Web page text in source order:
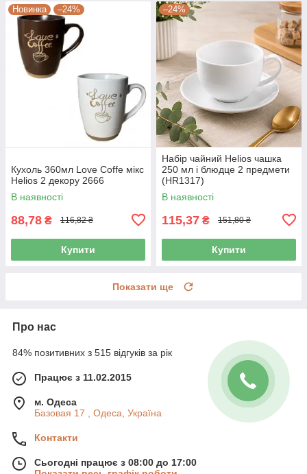
Новинка –24%
Кухоль 360мл Love Coffe мікс
Helios 2 декору 2666
В наявності
88,78 ₴ 116,82 ₴
Купити
–24%
Набір чайний Helios чашка
250 мл і блюдце 2 предмети
(HR1317)
В наявності
115,37 ₴ 151,80 ₴
Купити
Показати ще
Про нас
84% позитивних з 515 відгуків за рік
Працює з 11.02.2015
м. Одеса
Базовая 17 , Одеса, Україна
Контакти
Сьогодні працює з 08:00 до 17:00